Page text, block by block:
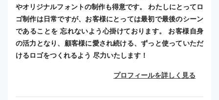
やオリジナルフォントの制作も得意です。 わたしにとってロ
ゴ制作は日常ですが、お客様にとっては最初で最後のシーン
であることを 忘れないよう心掛けております。 お客様自身
の活力となり、顧客様に愛され続ける、ずっと使っていただ
けるロゴをつくれるよう 尽力いたします！
プロフィールを詳しく見る